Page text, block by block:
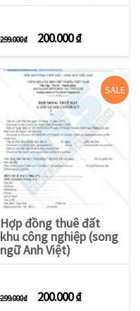
299.000₫ Giá gốc là: 299.000
200.000₫
Hợp đồng thuê đất
khu công nghiệp (song
ngữ Anh Việt)
299.000₫ Giá gốc là: 299.000
200.000₫
SALE